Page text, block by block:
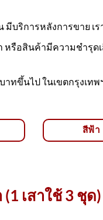
มีบริการหลังการขาย
รือสินค้ามีความชำรุด
าทขึ้นไป ในเขตกรุงเท
สีฟ้า
เสาใช้ 3 ชุด)